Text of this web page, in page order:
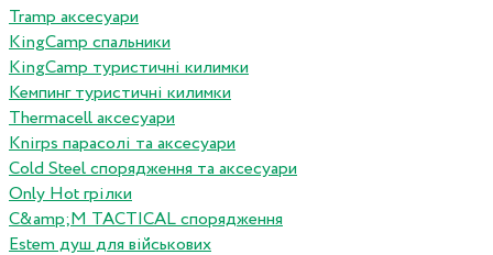
Tramp аксесуари
KingCamp спальники
KingCamp туристичні килимки
Кемпинг туристичні килимки
Thermacell аксесуари
Knirps парасолі та аксесуари
Cold Steel спорядження та аксесуари
Only Hot грілки
C&amp;M TACTICAL спорядження
Estem душ для військових